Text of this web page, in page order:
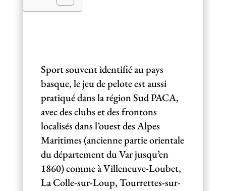
Sport souvent identifié au pays
basque, le jeu de pelote est aussi
pratiqué dans la région Sud PACA,
avec des clubs et des frontons
localisés dans l’ouest des Alpes
Maritimes (ancienne partie orientale
du département du Var jusqu’en
1860) comme à Villeneuve-Loubet,
La Colle-sur-Loup, Tourrettes-sur-